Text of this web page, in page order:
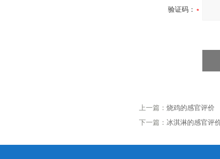
验证码：
上一篇： 烧鸡的感官评价
下一篇： 冰淇淋的感官评